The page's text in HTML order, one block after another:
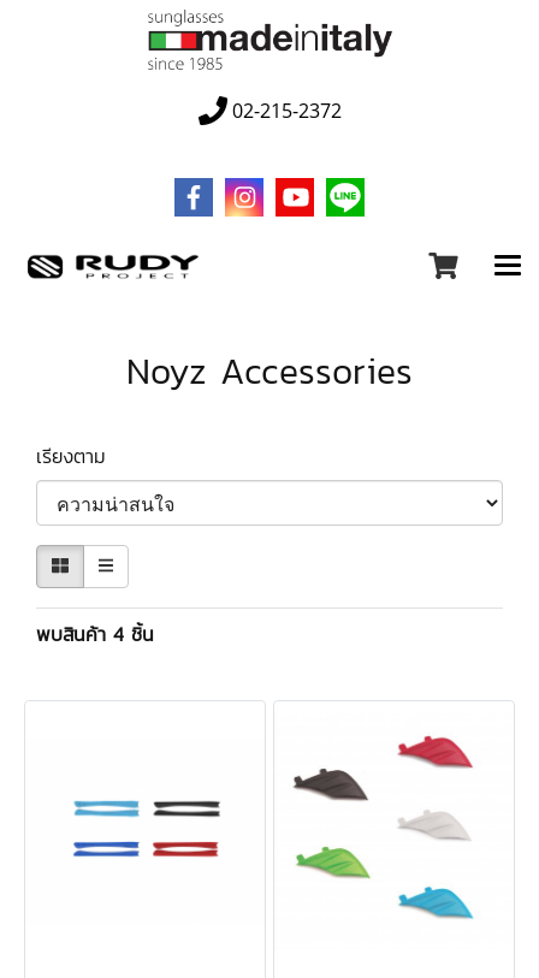
02-215-2372
Noyz Accessories
เรียงตาม
พบสินค้า 4 ชิ้น